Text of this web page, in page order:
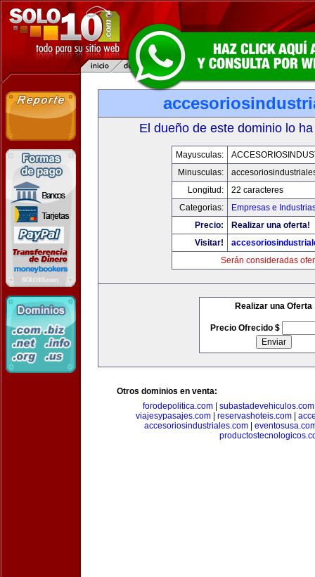
El dueño de este dominio lo
Mayusculas:
Minusculas:
Longitud:
22 caracteres
Categorias:
Empresas e
Precio:
Realizar una oferta!
Visitar!
Serán consideradas
Realizar una Oferta
Precio Ofrecido $
Otros dominios en venta:
forodepolitica.com| subastadevehiculos.com
viajesypasajes.com
reservashoteis.com
accesoriosindustriales.com